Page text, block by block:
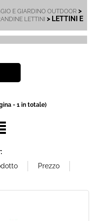
E GIARDINO OUTDOOR >
LETTINI > LETTINI E
- 1 in totale)